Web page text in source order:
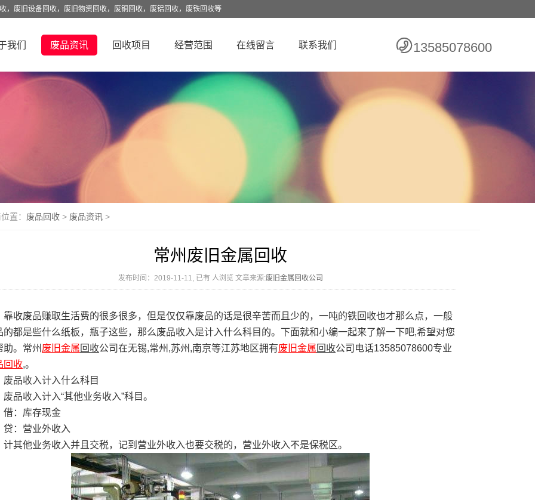
，废旧设备回收，废旧物资回收，废铜回收，废铝回收，废铁回收等
13585078600
我们 废品资讯 回收项目 经营范围 在线留言 联系我们
置： 废品回收 > 废品资讯 >
常州废旧金属回收
发布时间：2019-11-11, 已有 人浏览 文章来源:废旧金属回收公司
废品赚取生活费的很多很多，但是仅仅靠废品的话是很辛苦而且少的，一吨的铁回收也才那么点，一般
的都是些什么纸板，瓶子这些，那么废品收入是计入什么科目的。下面就和小编一起来了解一下吧,希望对您
助。常州 废旧金属 回收公司在无锡,常州,苏州,南京等江苏地区拥有废旧金属 回收公司电话13585078600专业
回收,。
收入计入什么科目
收入计入“其他业务收入”科目。
库存现金
营业外收入
他业务收入并且交税，记到营业外收入也要交税的，营业外收入不是保税区。